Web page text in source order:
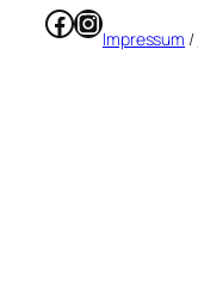
Facebook
Instagram
Impressum /